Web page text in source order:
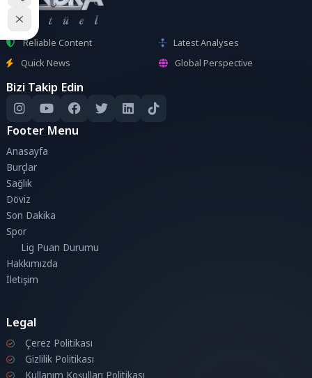
Reliable Content
Latest Analyses
Quick News
Global Perspective
Bizi Takip Edin
Footer Menu
Anasayfa
Burçlar
Sağlık
Döviz
Son Dakika
Spor
Lig Puan Durumu
Hakkımızda
İletişim
Legal
Çerez Politikası
Gizlilik Politikası
Kullanım Koşulları Politikası